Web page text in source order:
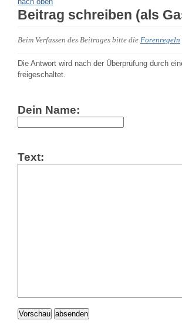
Beitrag schreiben (als
Beim Verfassen des Beitrages bitte die Forenregeln
Die Antwort wird nach der Überprüfung durch
freigeschaltet.
Dein Name:
Text:
Vorschau absenden